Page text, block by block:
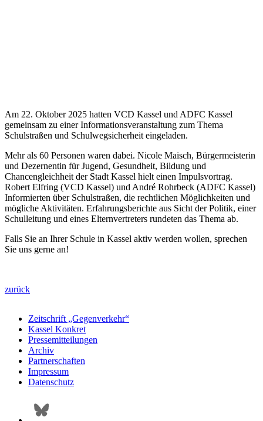
Am 22. Oktober 2025 hatten VCD Kassel und ADFC Kassel
gemeinsam zu einer Informationsveranstaltung zum Thema
Schulstraßen und Schulwegsicherheit eingeladen.
Mehr als 60 Personen waren dabei. Nicole Maisch, Bürgermeisterin
und Dezernentin für Jugend, Gesundheit, Bildung und
Chancengleichheit der Stadt Kassel hielt einen Impulsvortrag.
Robert Elfring (VCD Kassel) und André Rohrbeck (ADFC Kassel)
Informierten über Schulstraßen, die rechtlichen Möglichkeiten und
mögliche Aktivitäten. Erfahrungsberichte aus Sicht der Politik, einer
Schulleitung und eines Elternvertreters rundeten das Thema ab.
Falls Sie an Ihrer Schule in Kassel aktiv werden wollen, sprechen
Sie uns gerne an!
zurück
Zeitschrift „Gegenverkehr“
Kassel Konkret
Pressemitteilungen
Archiv
Partnerschaften
Impressum
Datenschutz